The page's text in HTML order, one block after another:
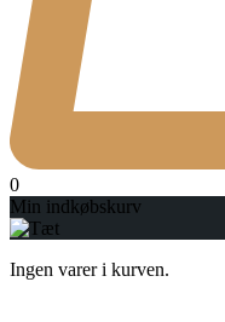
0
Min indkøbskurv
Ingen varer i kurven.